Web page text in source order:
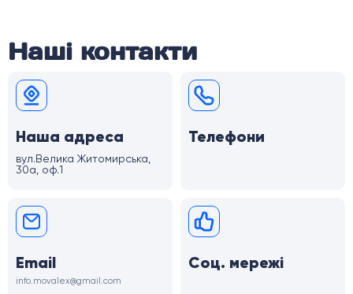
Наші контакти
Наша адреса
вул.Велика Житомирська,
30а, оф.1
Телефони
Email
info.movalex@gmail.com
Соц. мережі